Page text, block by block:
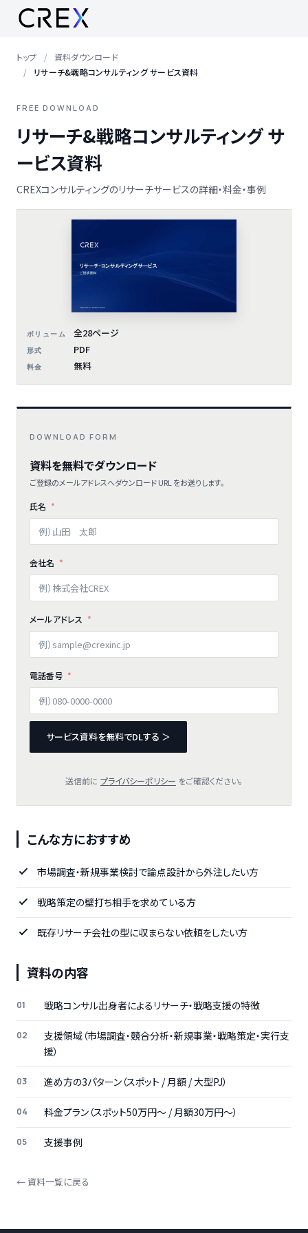
トップ
資料ダウンロード
リサーチ&戦略コンサルティング サービス資料
FREE DOWNLOAD
リサーチ&戦略コンサルティング サ
ービス資料
CREXコンサルティングのリサーチサービスの詳細・料金・事例
ボリューム 全28ページ
形式 PDF
料金 無料
DOWNLOAD FORM
資料を無料でダウンロード
ご登録のメールアドレスへダウンロード URL をお送りします。
氏名
会社名
メールアドレス
電話番号
サービス資料を無料でDLする ＞
送信前に プライバシーポリシー をご確認ください。
こんな方におすすめ
市場調査・新規事業検討で論点設計から外注したい方
戦略策定の壁打ち相手を求めている方
既存リサーチ会社の型に収まらない依頼をしたい方
資料の内容
戦略コンサル出身者によるリサーチ・戦略支援の特徴
支援領域（市場調査・競合分析・新規事業・戦略策定・実行支
援）
進め方の3パターン（スポット / 月額 / 大型PJ）
料金プラン（スポット50万円〜 / 月額30万円〜）
支援事例
← 資料一覧に戻る